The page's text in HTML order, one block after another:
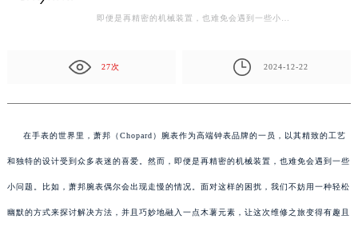
即便是再精密的机械装置，也难免会遇到一些小…
27次 2024-12-22
在手表的世界里，萧邦（Chopard）腕表作为高端钟表品牌的一员，以其精致的工艺
和独特的设计受到众多表迷的喜爱。然而，即便是再精密的机械装置，也难免会遇到一些
小问题。比如，萧邦腕表偶尔会出现走慢的情况。面对这样的困扰，我们不妨用一种轻松
幽默的方式来探讨解决方法，并且巧妙地融入一点木薯元素，让这次维修之旅变得有趣且